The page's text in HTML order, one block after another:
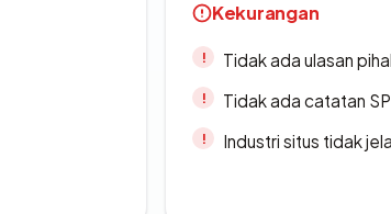
Kekurangan
Tidak ada ulasan
Tidak ada catatan
Industri situs tidak